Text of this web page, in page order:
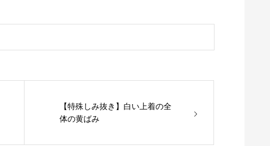
【特殊しみ抜き】白い上着の全
体の黄ばみ